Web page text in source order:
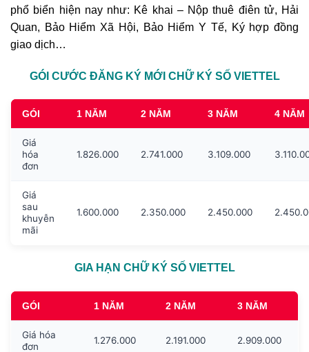
phổ biển hiện nay như: Kê khai – Nộp thuê điên tử, Hải
Quan, Bảo Hiểm Xã Hội, Bảo Hiểm Y Tế, Ký hợp đồng
giao dịch…
GÓI CƯỚC ĐĂNG KÝ MỚI CHỮ KÝ SỐ VIETTEL
GÓI 1 NĂM 2 NĂM 3 NĂM 4 NĂM
Giá
hóa
đơn
1.826.000 2.741.000 3.109.000
Giá
sau
khuyễn
mãi
1.600.000 2.350.000 2.450.000
GIA HẠN CHỮ KÝ SỐ VIETTEL
GÓI 1 NĂM 2 NĂM 3 NĂM
Giá hóa
đơn
1.276.000 2.191.000 2.909.000